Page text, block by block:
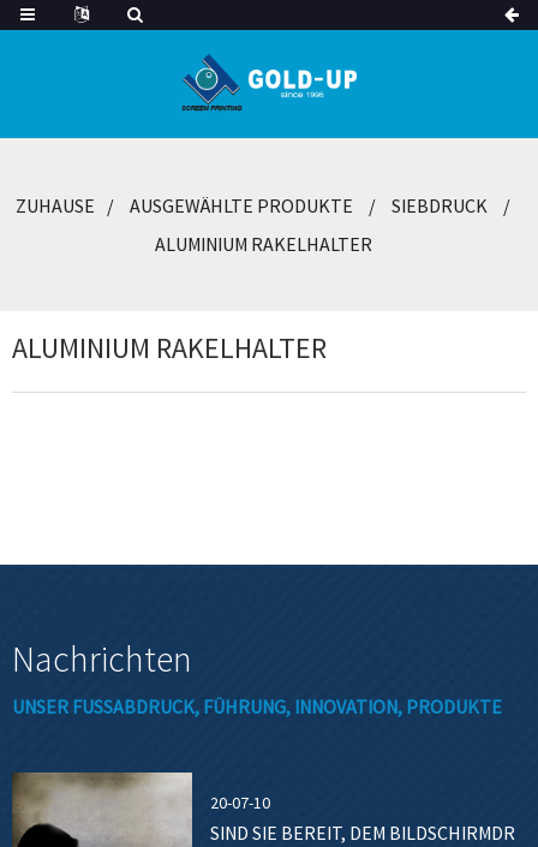
ZUHAUSE AUSGEWÄHLTE PRODUKTE
SIEBDRUCK
ALUMINIUM RAKELHALTER
ALUMINIUM RAKELHALTER
Nachrichten
UNSER FUSSABDRUCK, FÜHRUNG, INNOVATION, PRODUKTE
20-07-10
SIND SIE BEREIT, DEM BILDSCHIRMDR